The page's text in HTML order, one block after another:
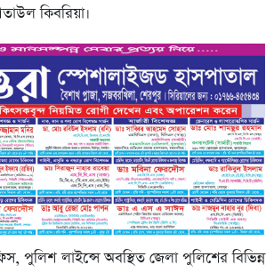
কিবরিয়া।
পুলিশ লাইন্সে অবস্থিত জেলা পুলিশের বিভিন্ন